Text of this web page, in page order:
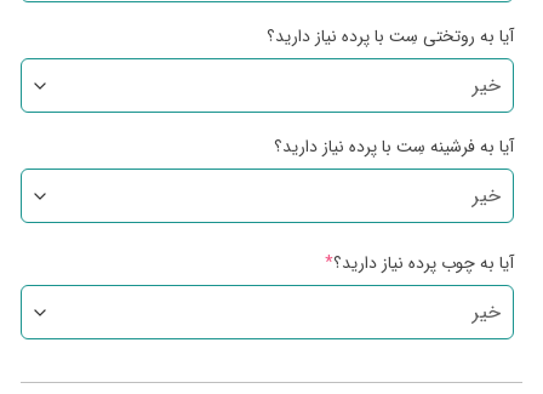
آیا به روتختی سِت با پرده نیاز دارید؟
آیا به فرشینه سِت با پرده نیاز دارید؟
آیا به چوب پرده نیاز دارید؟*